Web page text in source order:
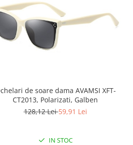
de soare dama AVAMSI XFT-
CT2013, Polarizati, Galben
128,12 Lei59,91 Lei
IN STOC